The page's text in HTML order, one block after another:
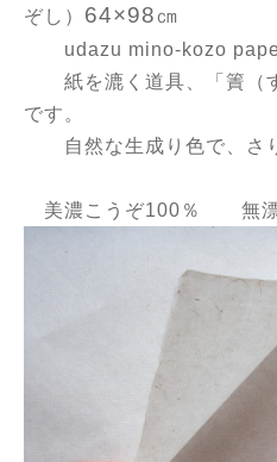
ぞし） 64×98㎝
udazu mino-kozo
紙を漉く道具、「簀（
です。
自然な生成り色で、さり
美濃こうぞ100％ 無